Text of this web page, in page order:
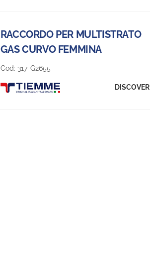
RACCORDO PER MULTISTRATO
GAS CURVO FEMMINA
Cod: 317-G2655
DISCOVER